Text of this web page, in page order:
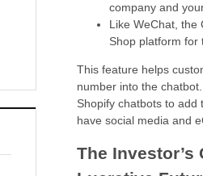
company and
Like WeChat, the
Shop platform for
This feature helps
number into the
Shopify chatbots to add
have social media and
The